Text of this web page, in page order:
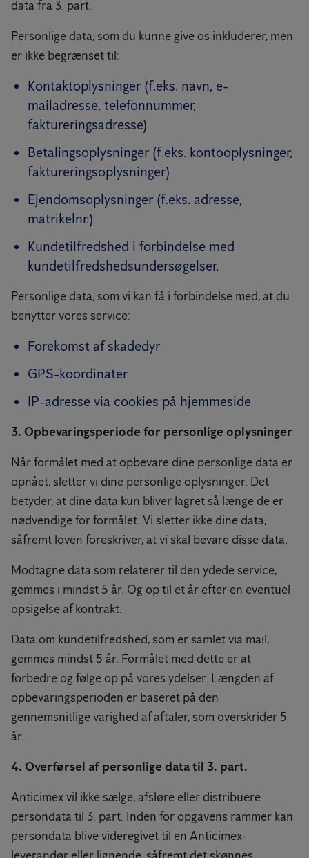
data fra 3. part.
Personlige data, som du kunne give os inkluderer, men
er ikke begrænset til:
Kontaktoplysninger (f.eks. navn, e-
mailadresse, telefonnummer,
faktureringsadresse)
Betalingsoplysninger (f.eks. kontooplysninger,
faktureringsoplysninger)
Ejendomsoplysninger (f.eks. adresse,
matrikelnr.)
Kundetilfredshed i forbindelse med
kundetilfredshedsundersøgelser.
Personlige data, som vi kan få i forbindelse med, at du
benytter vores service:
Forekomst af skadedyr
GPS-koordinater
IP-adresse via cookies på hjemmeside
3. Opbevaringsperiode for personlige oplysninger
Når formålet med at opbevare dine personlige data er
opnået, sletter vi dine personlige oplysninger. Det
betyder, at dine data kun bliver lagret så længe de er
nødvendige for formålet. Vi sletter ikke dine data,
såfremt loven foreskriver, at vi skal bevare disse data.
Modtagne data som relaterer til den ydede service,
gemmes i mindst 5 år. Og op til et år efter en eventuel
opsigelse af kontrakt.
Data om kundetilfredshed, som er samlet via mail,
gemmes mindst 5 år. Formålet med dette er at
forbedre og følge op på vores ydelser. Længden af
opbevaringsperioden er baseret på den
gennemsnitlige varighed af aftaler, som overskrider 5
år.
4. Overførsel af personlige data til 3. part.
Anticimex vil ikke sælge, afsløre eller distribuere
persondata til 3. part. Inden for opgavens rammer kan
persondata blive videregivet til en Anticimex-